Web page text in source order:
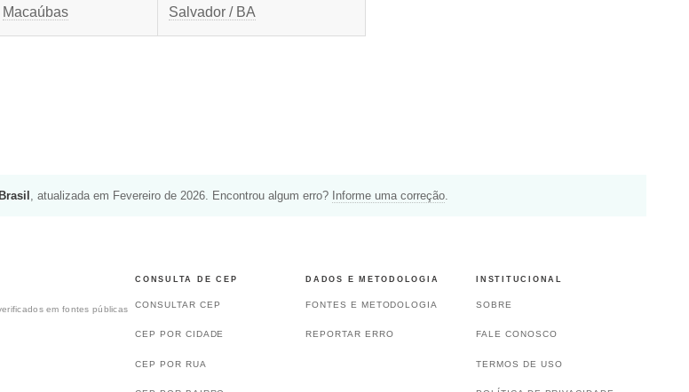
Macaúbas Salvador / BA
, atualizada em Fevereiro de 2026. Encontrou algum erro? Informe uma correção
em fontes públicas
CONSULTA DE CEP
CONSULTAR CEP
CEP POR CIDADE
CEP POR RUA
DADOS E METODOLOGIA
FONTES E METODOLOGIA
REPORTAR ERRO
INSTITUCIONAL
SOBRE
FALE CONOSCO
TERMOS DE USO